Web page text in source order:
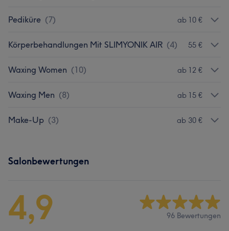
Pediküre (7) ab 10 €
Körperbehandlungen Mit SLIMYONIK AIR (4) 55 €
Waxing Women (10) ab 12 €
Waxing Men (8) ab 15 €
Make-Up (3) ab 30 €
Salonbewertungen
4,9 96 Bewertungen